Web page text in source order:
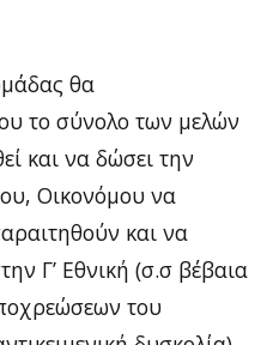
θα
το σύνολο των μελών
και να δώσει την
Οικονόμου να
και να
Γ’ Εθνική (σ.σ βέβαια
του